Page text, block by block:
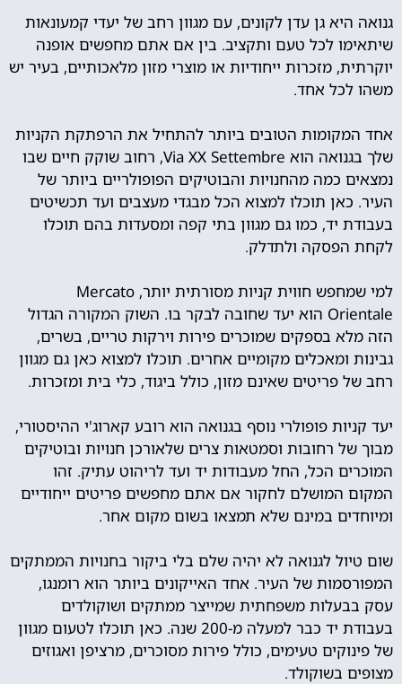
גנואה היא גן עדן לקונים, עם מגוון רחב של יעדי קמעונאות
שיתאימו לכל טעם ותקציב. בין אם אתם מחפשים אופנה
יוקרתית, מזכרות ייחודיות או מוצרי מזון מלאכותיים, בעיר יש
משהו לכל אחד.
אחד המקומות הטובים ביותר להתחיל את הרפתקת הקניות
שלך בגנואה הוא Via XX Settembre, רחוב שוקק חיים שבו
נמצאים כמה מהחנויות והבוטיקים הפופולריים ביותר של
העיר. כאן תוכלו למצוא הכל מבגדי מעצבים ועד תכשיטים
בעבודת יד, כמו גם מגוון בתי קפה ומסעדות בהם תוכלו
לקחת הפסקה ולתדלק.
למי שמחפש חווית קניות מסורתית יותר, Mercato
Orientale הוא יעד שחובה לבקר בו. השוק המקורה הגדול
הזה מלא בספקים שמוכרים פירות וירקות טריים, בשרים,
גבינות ומאכלים מקומיים אחרים. תוכלו למצוא כאן גם מגוון
רחב של פריטים שאינם מזון, כולל ביגוד, כלי בית ומזכרות.
יעד קניות פופולרי נוסף בגנואה הוא רובע קארוג'י ההיסטורי,
מבוך של רחובות וסמטאות צרים שלאורכן חנויות ובוטיקים
המוכרים הכל, החל מעבודות יד ועד לריהוט עתיק. זהו
המקום המושלם לחקור אם אתם מחפשים פריטים ייחודיים
ומיוחדים במינם שלא תמצאו בשום מקום אחר.
שום טיול לגנואה לא יהיה שלם בלי ביקור בחנויות הממתקים
המפורסמות של העיר. אחד האייקונים ביותר הוא רומנגו,
עסק בבעלות משפחתית שמייצר ממתקים ושוקולדים
בעבודת יד כבר למעלה מ-200 שנה. כאן תוכלו לטעום מגוון
של פינוקים טעימים, כולל פירות מסוכרים, מרציפן ואגוזים
מצופים בשוקולד.